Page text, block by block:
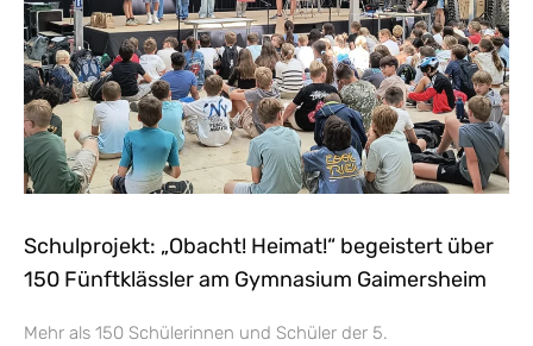
Schulprojekt: „Obacht! Heimat!“ begeistert über
150 Fünftklässler am Gymnasium Gaimersheim
Mehr als 150 Schülerinnen und Schüler der 5.